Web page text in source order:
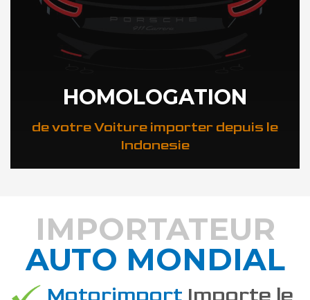
HOMOLOGATION
de votre Voiture importer depuis le
Indonesie
DÉCOUVREZ COMMENT
IMPORTATEUR
AUTO MONDIAL